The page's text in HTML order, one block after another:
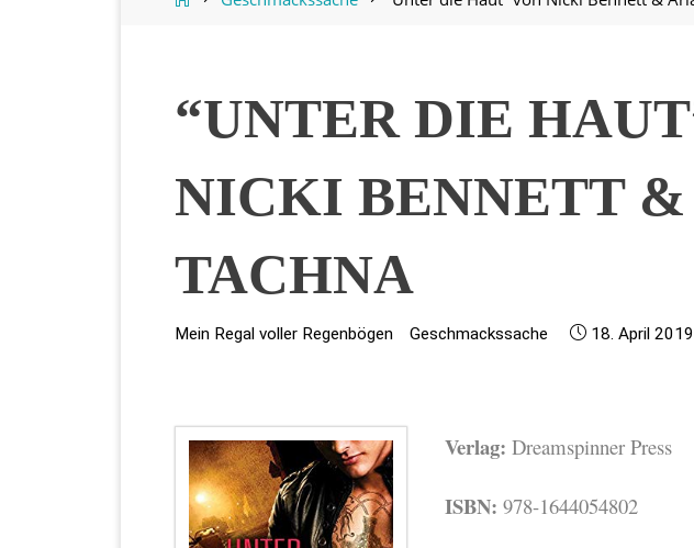
“UNTER DIE
NICKI BENNETT
TACHNA
Mein Regal voller Regenbögen Geschmackssache 18. April 2019
Verlag: Dreamspinner Press
ISBN: 978-1644054802